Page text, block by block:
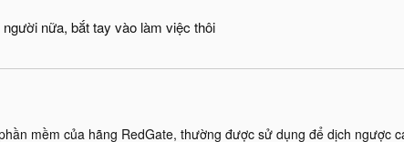
nữa, bắt tay vào làm việc thôi
mềm của hãng RedGate, thường được sử dụng để dịch ngược